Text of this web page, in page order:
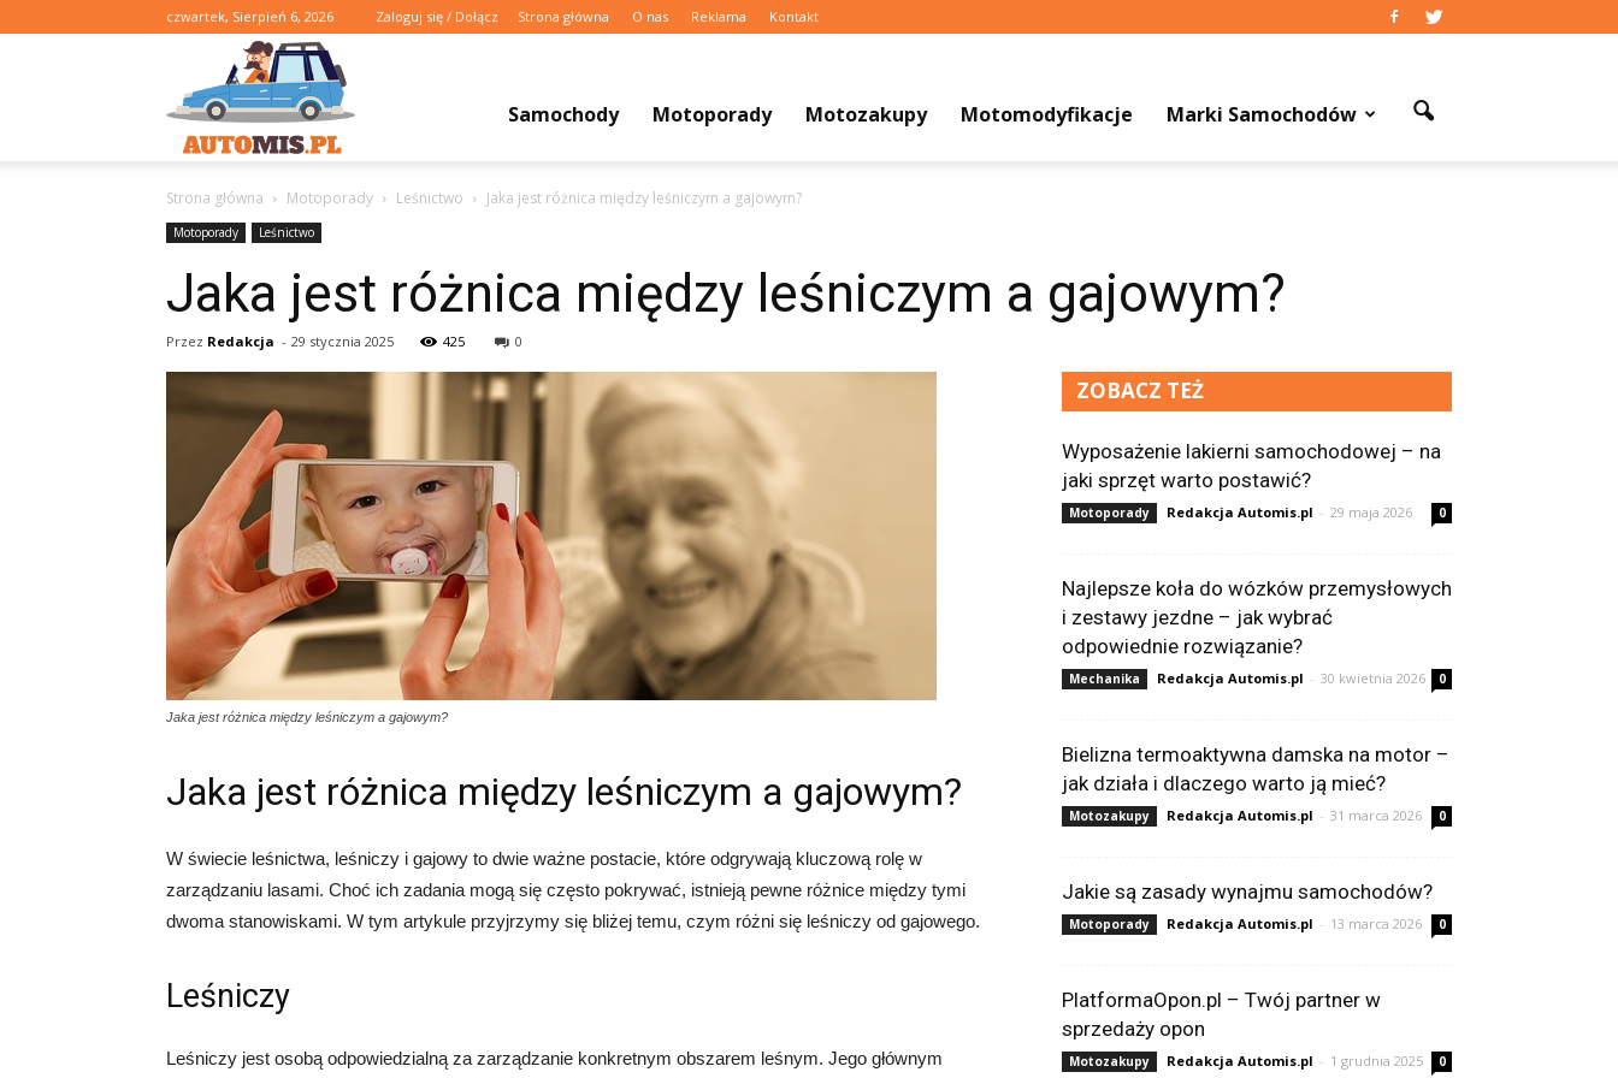
czwartek, Sierpień 6, 2026 Zaloguj się / Dołącz Strona główna O nas Reklama Kontakt
Samochody Motoporady Motozakupy Motomodyfikacje Marki Samochodów
Strona główna Motoporady Leśnictwo Jaka jest różnica między leśniczym a gajowym?
Motoporady Leśnictwo
Jaka jest różnica między leśniczym a gajowym?
Przez Redakcja - 29 stycznia 2025 425 0
Jaka jest różnica między leśniczym a gajowym?
Jaka jest różnica między leśniczym a gajowym?
W świecie leśnictwa, leśniczy i gajowy to dwie ważne postacie, które odgrywają kluczową rolę w
zarządzaniu lasami. Choć ich zadania mogą się często pokrywać, istnieją pewne różnice między tymi
dwoma stanowiskami. W tym artykule przyjrzymy się bliżej temu, czym różni się leśniczy od gajowego.
Leśniczy
Leśniczy jest osobą odpowiedzialną za zarządzanie konkretnym obszarem leśnym. Jego głównym
ZOBACZ TEŻ
Wyposażenie lakierni samochodowej – na
jaki sprzęt warto postawić?
Motoporady Redakcja Automis.pl - 29 maja 2026 0
Najlepsze koła do wózków przemysłowych
i zestawy jezdne – jak wybrać
odpowiednie rozwiązanie?
Mechanika Redakcja Automis.pl - 30 kwietnia 2026 0
Bielizna termoaktywna damska na motor –
jak działa i dlaczego warto ją mieć?
Motozakupy Redakcja Automis.pl - 31 marca 2026 0
Jakie są zasady wynajmu samochodów?
Motoporady Redakcja Automis.pl - 13 marca 2026 0
PlatformaOpon.pl – Twój partner w
sprzedaży opon
Motozakupy Redakcja Automis.pl - 1 grudnia 2025 0